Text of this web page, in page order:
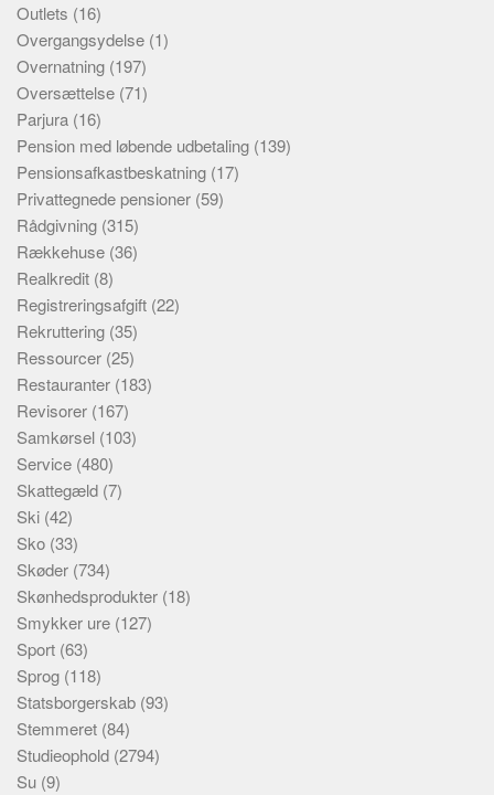
Outlets (16)
Overgangsydelse (1)
Overnatning (197)
Oversættelse (71)
Parjura (16)
Pension med løbende udbetaling (139)
Pensionsafkastbeskatning (17)
Privattegnede pensioner (59)
Rådgivning (315)
Rækkehuse (36)
Realkredit (8)
Registreringsafgift (22)
Rekruttering (35)
Ressourcer (25)
Restauranter (183)
Revisorer (167)
Samkørsel (103)
Service (480)
Skattegæld (7)
Ski (42)
Sko (33)
Skøder (734)
Skønhedsprodukter (18)
Smykker ure (127)
Sport (63)
Sprog (118)
Statsborgerskab (93)
Stemmeret (84)
Studieophold (2794)
Su (9)